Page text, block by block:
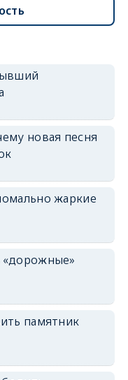
новая песня
жаркие
«дорожные»
памятник